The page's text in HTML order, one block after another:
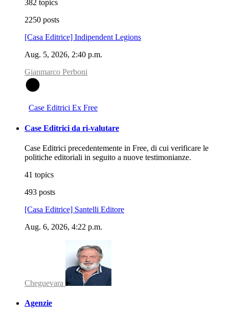
382 topics
2250 posts
[Casa Editrice] Indipendent Legions
Aug. 5, 2026, 2:40 p.m.
Gianmarco Perboni
Case Editrici Ex Free
Case Editrici da ri-valutare
Case Editrici precedentemente in Free, di cui verificare le
politiche editoriali in seguito a nuove testimonianze.
41 topics
493 posts
[Casa Editrice] Santelli Editore
Aug. 6, 2026, 4:22 p.m.
Cheguevara
Agenzie